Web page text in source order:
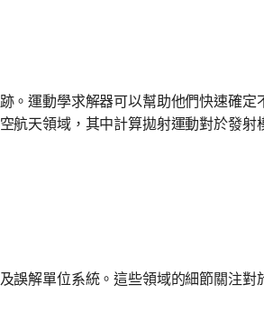
。運動學求解器可以幫助他們快速確定
航天領域，其中計算拋射運動對於發射
誤解單位系統。這些領域的細節關注對